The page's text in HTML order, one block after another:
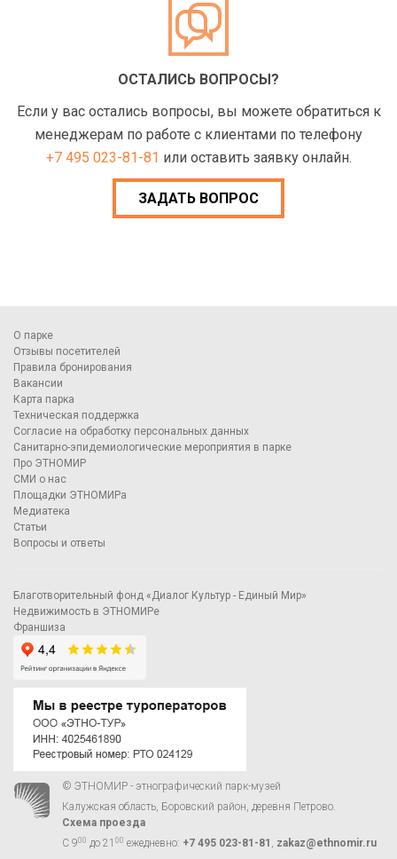
ОСТАЛИСЬ ВОПРОСЫ?
Если у вас остались вопросы, вы можете обратиться к
менеджерам по работе с клиентами по телефону
+7 495 023-81-81 или оставить заявку онлайн.
ЗАДАТЬ ВОПРОС
О парке
Отзывы посетителей
Правила бронирования
Вакансии
Карта парка
Техническая поддержка
Согласие на обработку персональных данных
Санитарно-эпидемиологические мероприятия в парке
Про ЭТНОМИР
СМИ о нас
Площадки ЭТНОМИРа
Медиатека
Статьи
Вопросы и ответы
Благотворительный фонд «Диалог Культур - Единый Мир»
Недвижимость в ЭТНОМИРе
Франшиза
© ЭТНОМИР - этнографический парк-музей
Калужская область, Боровский район, деревня Петрово.
Схема проезда
С 900 до 21 00 ежедневно: +7 495 023-81-81 , zakaz@ethnomir.ru